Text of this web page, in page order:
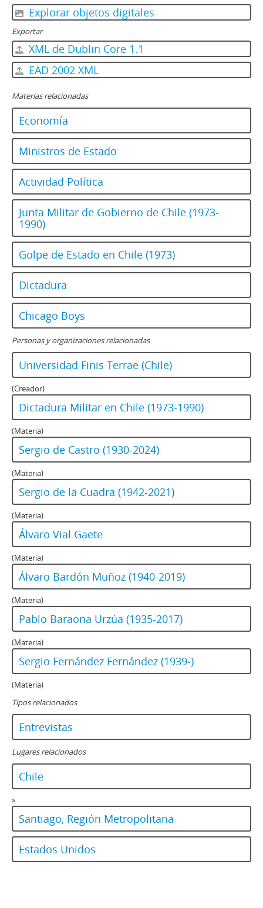
Explorar objetos digitales
Exportar
XML de Dublin Core 1.1
EAD 2002 XML
Materias relacionadas
Economía
Ministros de Estado
Actividad Política
Junta Militar de Gobierno de Chile (1973-
1990)
Golpe de Estado en Chile (1973)
Dictadura
Chicago Boys
Personas y organizaciones relacionadas
Universidad Finis Terrae (Chile)
(Creador)
Dictadura Militar en Chile (1973-1990)
(Materia)
Sergio de Castro (1930-2024)
(Materia)
Sergio de la Cuadra (1942-2021)
(Materia)
Álvaro Vial Gaete
(Materia)
Álvaro Bardón Muñoz (1940-2019)
(Materia)
Pablo Baraona Urzúa (1935-2017)
(Materia)
Sergio Fernández Fernández (1939-)
(Materia)
Tipos relacionados
Entrevistas
Lugares relacionados
Chile
»
Santiago, Región Metropolitana
Estados Unidos